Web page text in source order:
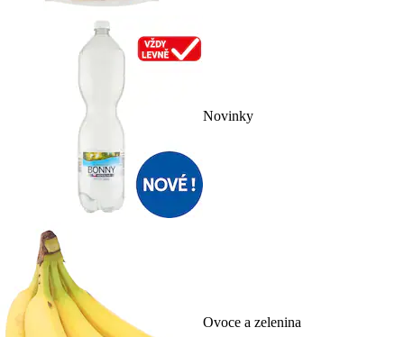
Novinky
Ovoce a zelenina